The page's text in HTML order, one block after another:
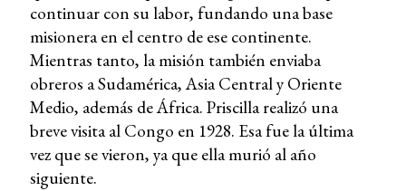
continuar con su labor, fundando una base
misionera en el centro de ese continente.
Mientras tanto, la misión también enviaba
obreros a Sudamérica, Asia Central y Oriente
Medio, además de África. Priscilla realizó una
breve visita al Congo en 1928. Esa fue la última
vez que se vieron, ya que ella murió al año
siguiente.